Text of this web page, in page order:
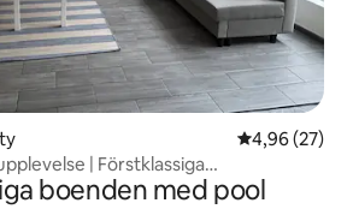
4,96 av 5 i
4,96 (27)
| Förstklassiga
boenden med pool